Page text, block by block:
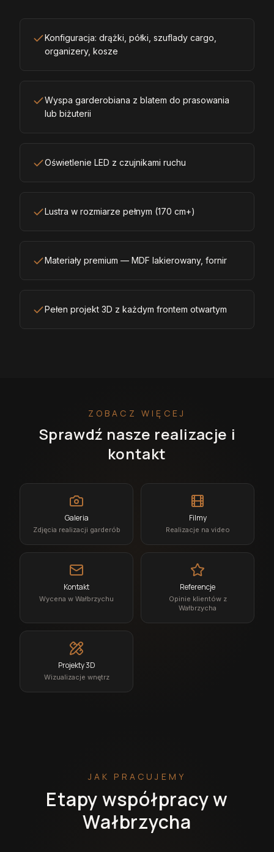
Konfiguracja: drążki, półki, szuflady cargo,
organizery, kosze
Wyspa garderobiana z blatem do prasowania
lub biżuterii
Oświetlenie LED z czujnikami ruchu
Lustra w rozmiarze pełnym (170 cm+)
Materiały premium — MDF lakierowany, fornir
Pełen projekt 3D z każdym frontem otwartym
ZOBACZ WIĘCEJ
Sprawdź nasze realizacje i
kontakt
Galeria
Zdjęcia realizacji garderób
Filmy
Realizacje na video
Kontakt
Wycena w Wałbrzychu
Referencje
Opinie klientów z
Wałbrzycha
Projekty 3D
Wizualizacje wnętrz
JAK PRACUJEMY
Etapy współpracy w
Wałbrzycha